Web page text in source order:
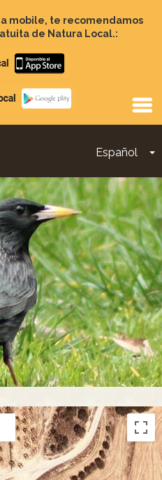
mobile, te recomendamos
de Natura Local.:
Apple
Google
Play
Español
Main
navigation